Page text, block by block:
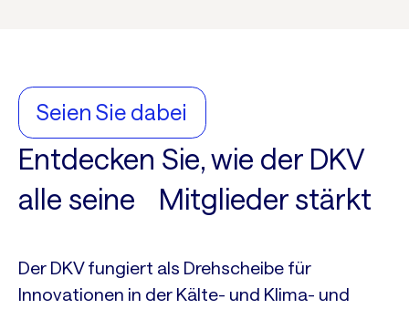
Seien Sie dabei
Entdecken Sie, wie der DKV
alle seine Mitglieder stärkt
Der DKV fungiert als Drehscheibe für
Innovationen in der Kälte- und Klima- und